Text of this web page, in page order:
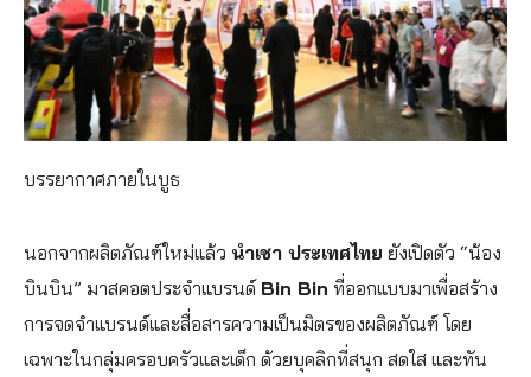
บรรยากาศภายในบูธ
นอกจากผลิตภัณฑ์ใหม่แล้ว นำเชา ประเทศไทย ยังเปิดตัว “น้อง
บินบิน” มาสคอตประจำแบรนด์ Bin Bin ที่ออกแบบมาเพื่อสร้าง
การจดจำแบรนด์และสื่อสารความเป็นมิตรของผลิตภัณฑ์ โดย
เฉพาะในกลุ่มครอบครัวและเด็ก ด้วยบุคลิกที่สนุก สดใส และทัน